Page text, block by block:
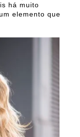
há muito
elemento que